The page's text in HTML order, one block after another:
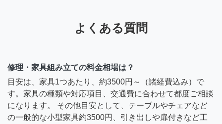
よくある質問
修理・家具組み立ての料金相場は？
目安は、家具1つあたり、約3500円～（諸経費込み）で
す。家具の種類や対応項目、交通費に合わせて都度ご相談
になります。 その他目安として、テーブルやチェアなど
の一般的な小型家具約3500円、引き出しや扉付きなど工